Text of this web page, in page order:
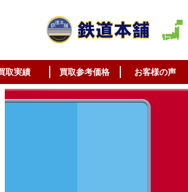
取実績 買取参考価格 お客様の声